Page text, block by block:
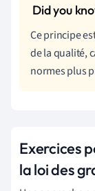
Ce principe
de la qualité,
normes plus
Exercices
la loi des